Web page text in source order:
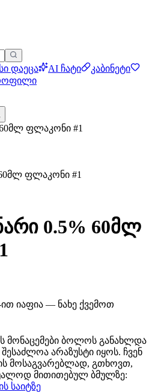
დაეცა AI ჩატი
კაბინეტი
60მლ ფლაკონი #1
0.5% 60მლ
ით იაფია — ნახე ქვემოთ
მონაცემები ბოლოს განახლდა
არაზუსტი იყოს. ჩვენ
მოსაგვარებლად, გთხოვთ,
მითითებულ ბმულზე:
საიტზე